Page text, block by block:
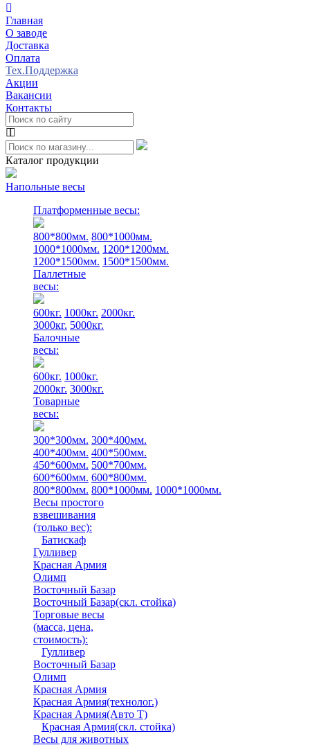
Главная
О заводе
Доставка
Оплата
Тех.Поддержка
Акции
Вакансии
Контакты
Каталог продукции
Напольные весы
Платформенные весы:
800*800мм. 800*1000мм.
1000*1000мм. 1200*1200мм.
1200*1500мм. 1500*1500мм.
Паллетные
весы:
600кг. 1000кг. 2000кг.
3000кг. 5000кг.
Балочные
весы:
600кг. 1000кг.
2000кг. 3000кг.
Товарные
весы:
300*300мм. 300*400мм.
400*400мм. 400*500мм.
450*600мм. 500*700мм.
600*600мм. 600*800мм.
800*800мм. 800*1000мм. 1000*1000мм.
Весы простого
взвешивания
(только вес):
Батискаф
Гулливер
Красная Армия
Олимп
Восточный Базар
Восточный Базар(скл. стойка)
Торговые весы
(масса, цена,
стоимость):
Гулливер
Восточный Базар
Олимп
Красная Армия
Красная Армия(технолог.)
Красная Армия(Авто Т)
Красная Армия(скл. стойка)
Весы для животных